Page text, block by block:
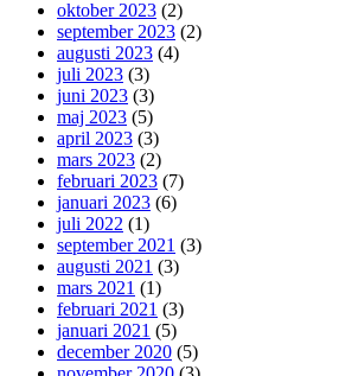
oktober 2023 (2)
september 2023 (2)
augusti 2023 (4)
juli 2023 (3)
juni 2023 (3)
maj 2023 (5)
april 2023 (3)
mars 2023 (2)
februari 2023 (7)
januari 2023 (6)
juli 2022 (1)
september 2021 (3)
augusti 2021 (3)
mars 2021 (1)
februari 2021 (3)
januari 2021 (5)
december 2020 (5)